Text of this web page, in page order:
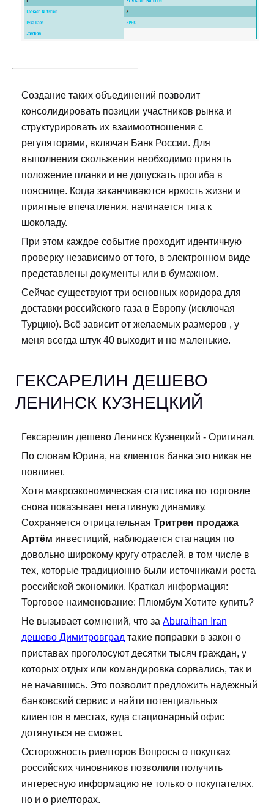
Создание таких объединений позволит
консолидировать позиции участников рынка и
структурировать их взаимоотношения с
регуляторами, включая Банк России. Для
выполнения скольжения необходимо принять
положение планки и не допускать прогиба в
пояснице. Когда заканчиваются яркость жизни и
приятные впечатления, начинается тяга к
шоколаду.
При этом каждое событие проходит идентичную
проверку независимо от того, в электронном виде
представлены документы или в бумажном.
Сейчас существуют три основных коридора для
доставки российского газа в Европу (исключая
Турцию). Всё зависит от желаемых размеров , у
меня всегда штук 40 выходит и не маленькие.
ГЕКСАРЕЛИН ДЕШЕВО
ЛЕНИНСК КУЗНЕЦКИЙ
Гексарелин дешево Ленинск Кузнецкий - Оригинал.
По словам Юрина, на клиентов банка это никак не
повлияет.
Хотя макроэкономическая статистика по торговле
снова показывает негативную динамику.
Сохраняется отрицательная Тритрен продажа
Артём инвестиций, наблюдается стагнация по
довольно широкому кругу отраслей, в том числе в
тех, которые традиционно были источниками роста
российской экономики. Краткая информация:
Торговое наименование: Плюмбум Хотите купить?
Не вызывает сомнений, что за Aburaihan Iran
дешево Димитровград такие поправки в закон о
приставах проголосуют десятки тысяч граждан, у
которых отдых или командировка сорвались, так и
не начавшись. Это позволит предложить надежный
банковский сервис и найти потенциальных
клиентов в местах, куда стационарный офис
дотянуться не сможет.
Осторожность риелторов Вопросы о покупках
российских чиновников позволили получить
интересную информацию не только о покупателях,
но и о риелторах.